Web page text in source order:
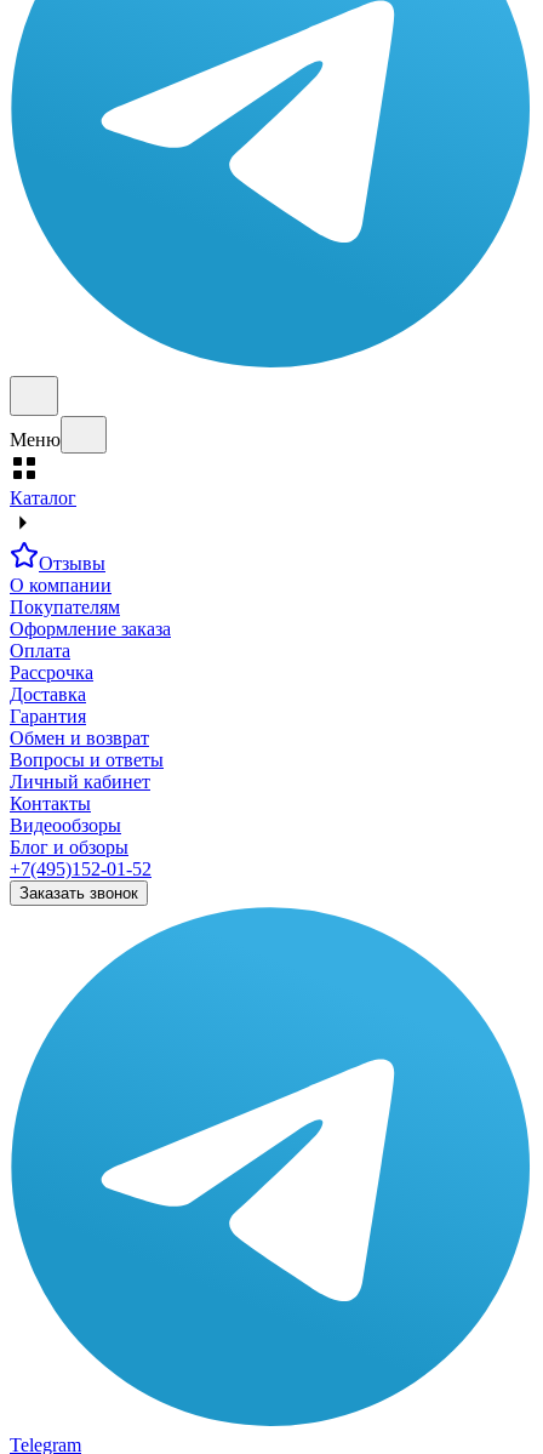
Меню
Каталог
Отзывы
О компании
Покупателям
Оформление заказа
Оплата
Рассрочка
Доставка
Гарантия
Обмен и возврат
Вопросы и ответы
Личный кабинет
Контакты
Видеообзоры
Блог и обзоры
+7(495)152-01-52
Заказать звонок
Telegram